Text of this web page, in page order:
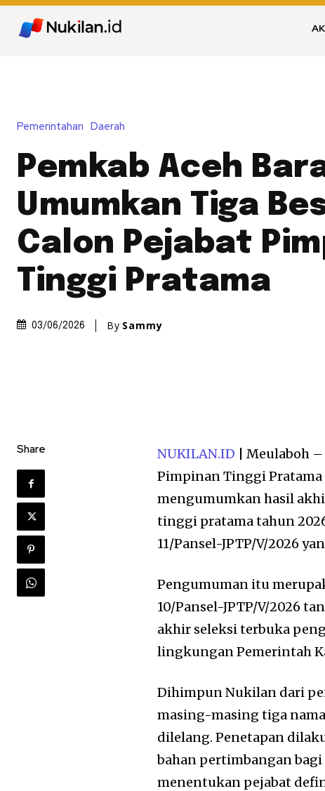
Pemerintahan Daerah
Pemkab Aceh
Umumkan Tiga
Calon Pejabat
Tinggi Pratama
03/06/2026 By Sammy
Share NUKILAN.ID | Meulaboh
Pimpinan Tinggi Pratama
mengumumkan hasil
tinggi pratama tahun
11/Pansel-JPTP/V/2026
Pengumuman itu
10/Pansel-JPTP/V/2026
akhir seleksi terbuka
lingkungan Pemerintah
Dihimpun Nukilan dari
masing-masing tiga
dilelang. Penetapan
bahan pertimbangan
menentukan pejabat